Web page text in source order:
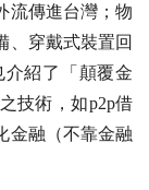
流傳進台灣；物
、穿戴式裝置回
紹了「顛覆金
技術，如p2p借
金融（不靠金融